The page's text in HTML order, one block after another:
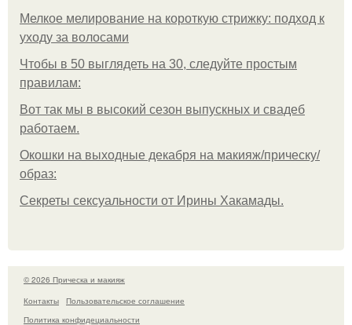
Мелкое мелирование на короткую стрижку: подход к
уходу за волосами
Чтобы в 50 выглядеть на 30, следуйте простым
правилам:
Вот так мы в высокий сезон выпускных и свадеб
работаем.
Окошки на выходные декабря на макияж/прическу/
образ:
Секреты сексуальности от Ирины Хакамады.
© 2026 Прическа и макияж
Контакты
Пользовательское соглашение
Политика конфидециальности